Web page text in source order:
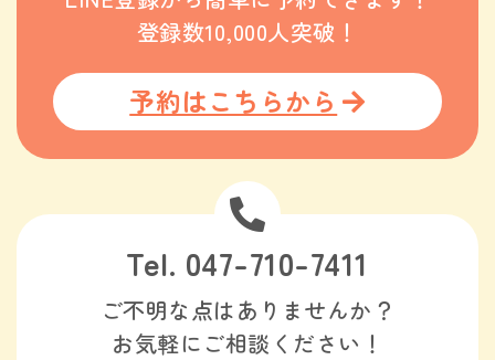
Tel. 047-710-7411
ご不明な点はありませんか？
お気軽にご相談ください！
登録数10,000人突破！
予約はこちらから